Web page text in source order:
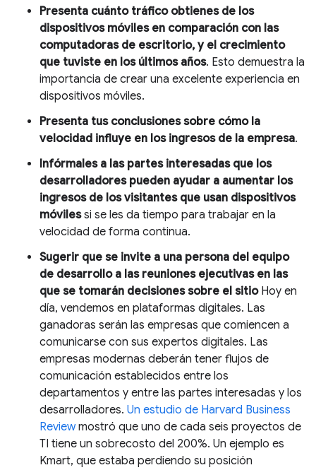
Presenta cuánto tráfico obtienes de los
dispositivos móviles en comparación con las
computadoras de escritorio, y el crecimiento
que tuviste en los últimos años. Esto demuestra la
importancia de crear una excelente experiencia en
dispositivos móviles.
Presenta tus conclusiones sobre cómo la
velocidad influye en los ingresos de la empresa.
Infórmales a las partes interesadas que los
desarrolladores pueden ayudar a aumentar los
ingresos de los visitantes que usan dispositivos
móvilessi se les da tiempo para trabajar en la
velocidad de forma continua.
Sugerir que se invite a una persona del equipo
de desarrollo a las reuniones ejecutivas en las
que se tomarán decisiones sobre el sitioHoy en
día, vendemos en plataformas digitales. Las
ganadoras serán las empresas que comiencen a
comunicarse con sus expertos digitales. Las
empresas modernas deberán tener flujos de
comunicación establecidos entre los
departamentos y entre las partes interesadas y los
desarrolladores. Un estudio de Harvard Business
Reviewmostró que uno de cada seis proyectos de
TI tiene un sobrecosto del 200%. Un ejemplo es
Kmart, que estaba perdiendo su posición